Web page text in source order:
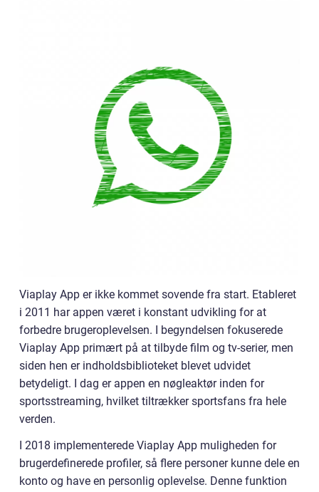
Viaplay App er ikke kommet sovende fra start. Etableret
i 2011 har appen været i konstant udvikling for at
forbedre brugeroplevelsen. I begyndelsen fokuserede
Viaplay App primært på at tilbyde film og tv-serier, men
siden hen er indholdsbiblioteket blevet udvidet
betydeligt. I dag er appen en nøgleaktør inden for
sportsstreaming, hvilket tiltrækker sportsfans fra hele
verden.
I 2018 implementerede Viaplay App muligheden for
brugerdefinerede profiler, så flere personer kunne dele en
konto og have en personlig oplevelse. Denne funktion